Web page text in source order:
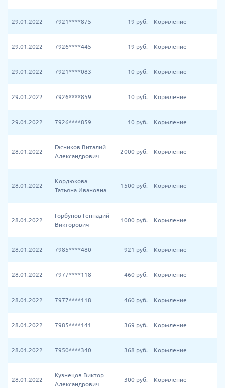
29.01.2022 7921****875 19 руб. Кормление
29.01.2022 7926****445 19 руб. Кормление
29.01.2022 7921****083 10 руб. Кормление
29.01.2022 7926****859 10 руб. Кормление
29.01.2022 7926****859 10 руб. Кормление
28.01.2022
Гасников Виталий
Александрович
2 000 руб. Кормление
28.01.2022
Кордюкова
Татьяна Ивановна
1 500 руб. Кормление
28.01.2022
Горбунов Геннадий
Викторович
1 000 руб. Кормление
28.01.2022 7985****480 921 руб. Кормление
28.01.2022 7977****118 460 руб. Кормление
28.01.2022 7977****118 460 руб. Кормление
28.01.2022 7985****141 369 руб. Кормление
28.01.2022 7950****340 368 руб. Кормление
28.01.2022
Кузнецов Виктор
Александрович
300 руб. Кормление